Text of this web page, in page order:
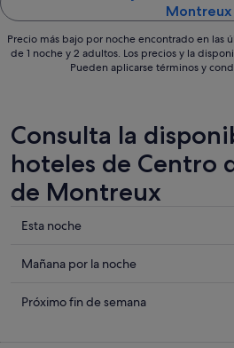
Montreux
Precio más bajo por noche encontrado en las
de 1 noche y 2 adultos. Los precios y la
Pueden aplicarse términos y
Consulta la
hoteles de Centro
de Montreux
Comprueba
precios
Centro
Esta noche
Comprueba
precios
Mañana por la noche
Comprueba
Próximo fin de semana